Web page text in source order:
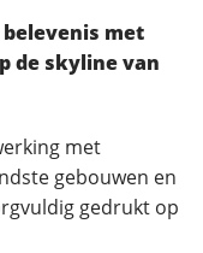
met
de skyline van
met
gebouwen en
gedrukt op